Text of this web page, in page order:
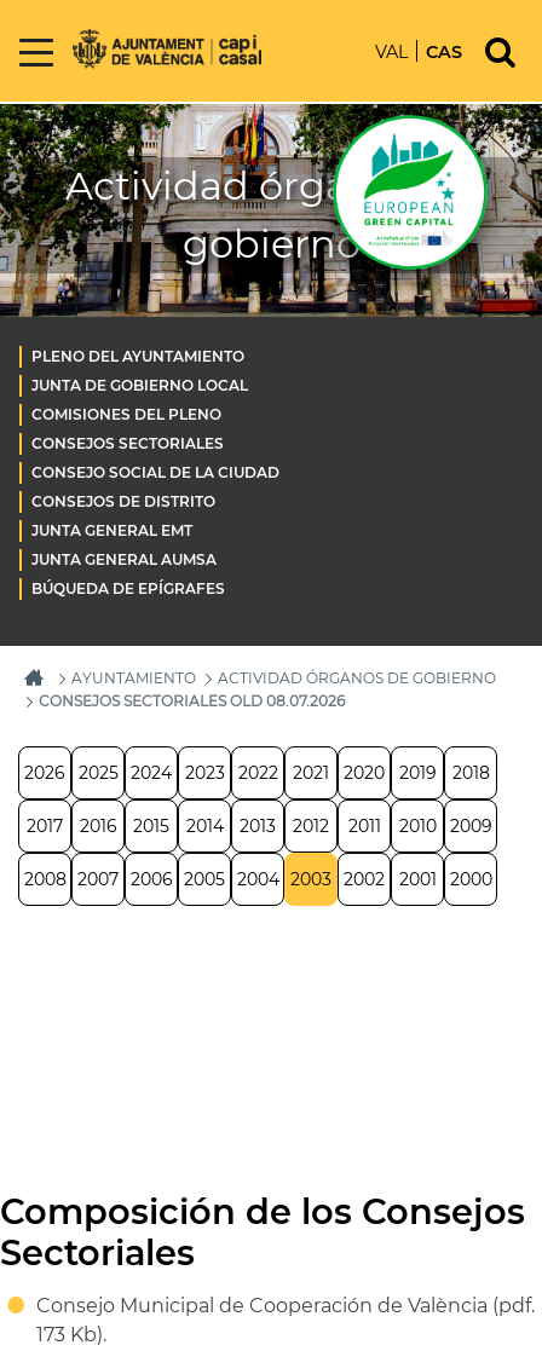
VAL CAS
Actividad órganos de
gobierno
PLENO DEL AYUNTAMIENTO
JUNTA DE GOBIERNO LOCAL
COMISIONES DEL PLENO
CONSEJOS SECTORIALES
CONSEJO SOCIAL DE LA CIUDAD
CONSEJOS DE DISTRITO
JUNTA GENERAL EMT
JUNTA GENERAL AUMSA
BÚQUEDA DE EPÍGRAFES
AYUNTAMIENTO
ACTIVIDAD ÓRGANOS DE GOBIERNO
CONSEJOS SECTORIALES OLD 08.07.2026
2026 2025 2024 2023 2022 2021 2020 2019 2018
2017 2016 2015 2014 2013 2012 2011 2010 2009
2008 2007 2006 2005 2004 2003 2002 2001 2000
Composición de los Consejos
Sectoriales
Consejo Municipal de Cooperación de València (pdf.
173 Kb).